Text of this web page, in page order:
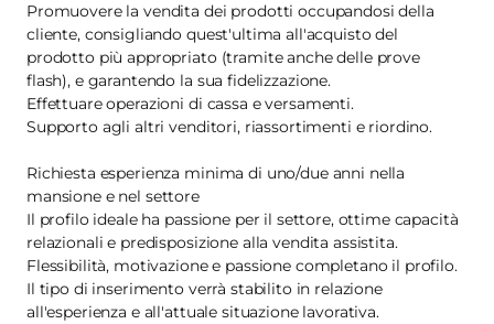
Promuovere la vendita dei prodotti occupandosi della
cliente, consigliando quest'ultima all'acquisto del
prodotto più appropriato (tramite anche delle prove
flash), e garantendo la sua fidelizzazione.
Effettuare operazioni di cassa e versamenti.
Supporto agli altri venditori, riassortimenti e riordino.
Richiesta esperienza minima di uno/due anni nella
mansione e nel settore
Il profilo ideale ha passione per il settore, ottime capacità
relazionali e predisposizione alla vendita assistita.
Flessibilità, motivazione e passione completano il profilo.
Il tipo di inserimento verrà stabilito in relazione
all'esperienza e all'attuale situazione lavorativa.